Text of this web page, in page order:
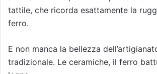
tattile, che ricorda esattamente la
ferro.
E non manca la bellezza
tradizionale. Le ceramiche, il ferro